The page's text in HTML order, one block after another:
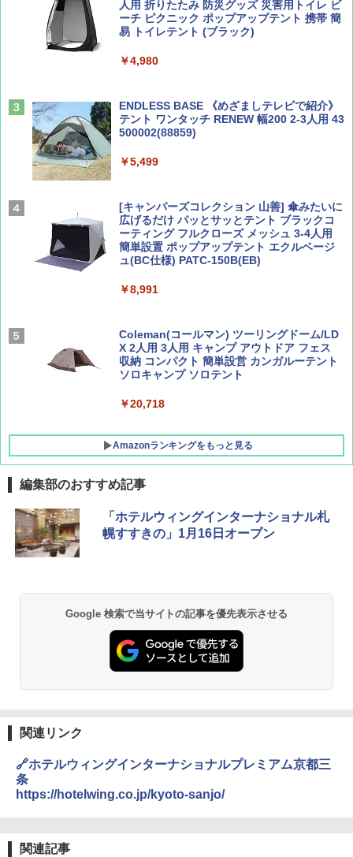
集】ボーイング110周年を祝して！
BE-PAL(ビ-パル) 2026年 9 月号【特別付録:
SOTO ミニマル"旅"財布 ランダム2種】
￥1,500
ァキア 2026～2027 地球の歩き方A ヨーロッ
￥2,277
新しい日本地理 地図・統計・移動から読み
解く (講談社現代新書)
￥1,540
人用 折りたたみ 防災グッズ 災害用トイレ ビ
ーチ ピクニック ポップアップテント 携帯 簡
易 トイレテント (ブラック)
￥4,980
ENDLESS BASE 《めざましテレビで紹介》
テント ワンタッチ RENEW 幅200 2-3人用 43
500002(88859)
￥5,499
[キャンパーズコレクション 山善] 傘みたいに
広げるだけ パッとサッとテント ブラックコ
ーティング フルクローズ メッシュ 3-4人用
簡単設置 ポップアップテント エクルベージ
ュ(BC仕様) PATC-150B(EB)
￥8,991
Coleman(コールマン) ツーリングドーム/LD
X 2人用 3人用 キャンプ アウトドア フェス
収納 コンパクト 簡単設営 カンガルーテント
ソロキャンプ ソロテント
￥20,718
Amazonランキングをもっと見る
BUNDOK(バンドック)ソロ ドーム 1 EX BDK
-08EX カーキ ソロキャンプ ポリエステル フ
レーム テント
GRANDOOR ステンレス保冷剤 2個セット 2
コンパクト 保冷力長持ち
付き ヒグマ・イノシシ対策 自治体・教育機
防災用品 長期保存可能 緊急時用 日本国内発
編集部のおすすめ記事
「ホテルウィングインターナショナル札
幌すすきの」1月16日オープン
Google 検索で当サイトの記事を優先表示させる
関連リンク
🔗ホテルウィングインターナショナルプレミアム京都三
条
https://hotelwing.co.jp/kyoto-sanjo/
関連記事